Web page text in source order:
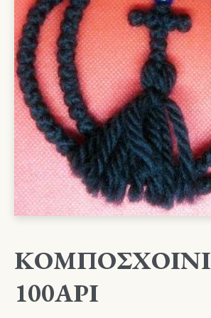
ΚΟΜΠΟΣΧΟΙΝΙ
100ΑΡΙ